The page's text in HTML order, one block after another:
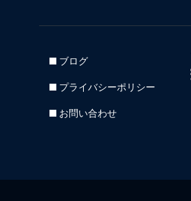
ブログ
プライバシーポリシー
お問い合わせ